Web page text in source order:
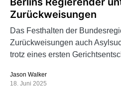
Zurückweisungen
Das Festhalten der
Zurückweisungen auch
trotz eines ersten
Jason Walker
18. Juni 2025